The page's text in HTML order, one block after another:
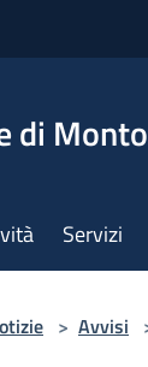
di
Servizi
> Avvisi